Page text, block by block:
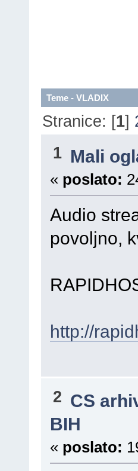
Teme - VLADIX
Stranice: [1]
1 Mali
« poslato:
Audio
povoljno,
http://
2 CS
BIH
« poslato: